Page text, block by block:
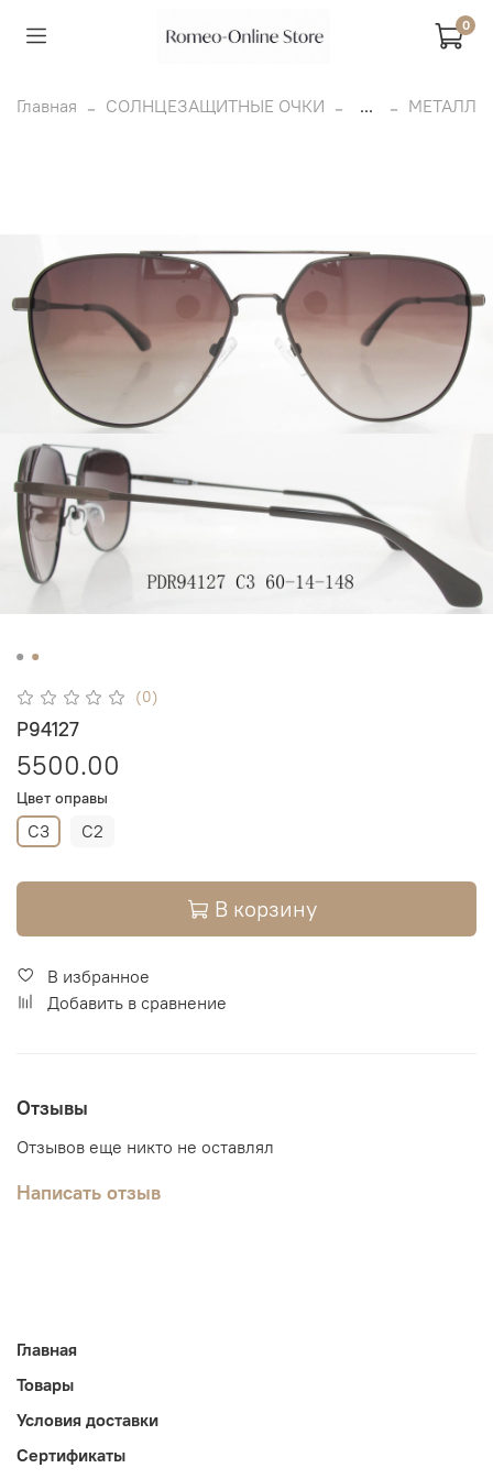
0
Главная СОЛНЦЕЗАЩИТНЫЕ ОЧКИ ... МЕТАЛЛ
(0)
P94127
5500.00
Цвет оправы
C3 C2
В корзину
В избранное
Добавить в сравнение
Отзывы
Отзывов еще никто не оставлял
Написать отзыв
Главная
Товары
Условия доставки
Сертификаты